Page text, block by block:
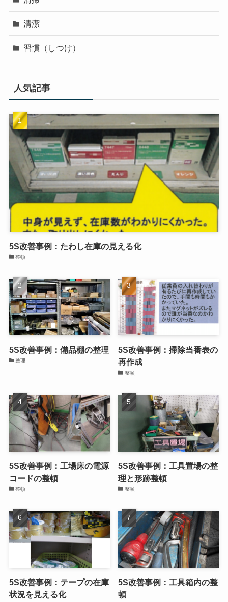
清潔
習慣（しつけ）
人気記事
5S改善事例：たわし在庫の見える化
整頓
5S改善事例：備品棚の整理
整理
5S改善事例：掃除当番表の
再作成
整頓
5S改善事例：工場床の電源
コードの整頓
整頓
5S改善事例：工具置場の整
理と形跡整頓
整頓
5S改善事例：テープの在庫
状況を見える化
5S改善事例：工具箱内の整
頓